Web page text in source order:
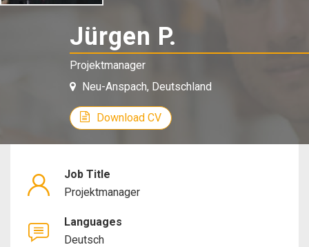
Jürgen P.
Projektmanager
Neu-Anspach, Deutschland
Download CV
Job Title
Projektmanager
Languages
Deutsch